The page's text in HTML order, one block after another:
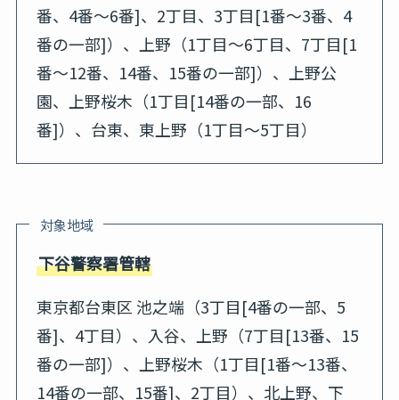
番、4番～6番]、2丁目、3丁目[1番～3番、4
番の一部]）、上野（1丁目～6丁目、7丁目[1
番～12番、14番、15番の一部]）、上野公
園、上野桜木（1丁目[14番の一部、16
番]）、台東、東上野（1丁目～5丁目）
対象地域
下谷警察署管轄
東京都台東区 池之端（3丁目[4番の一部、5
番]、4丁目）、入谷、上野（7丁目[13番、15
番の一部]）、上野桜木（1丁目[1番～13番、
14番の一部、15番]、2丁目）、北上野、下